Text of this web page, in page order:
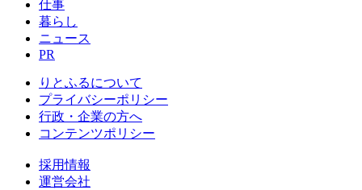
仕事
暮らし
ニュース
PR
りとふるについて
プライバシーポリシー
行政・企業の方へ
コンテンツポリシー
採用情報
運営会社